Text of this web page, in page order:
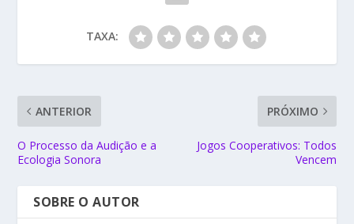
TAXA:
ANTERIOR
O Processo da Audição e a
Ecologia Sonora
PRÓXIMO
Jogos Cooperativos: Todos
Vencem
SOBRE O AUTOR